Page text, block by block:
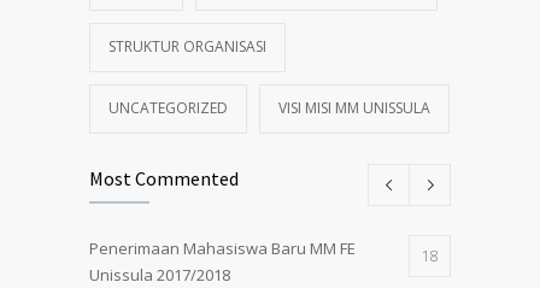
STRUKTUR ORGANISASI
UNCATEGORIZED VISI MISI MM UNISSULA
Most Commented
Penerimaan Mahasiswa Baru MM FE
Unissula 2017/2018
18